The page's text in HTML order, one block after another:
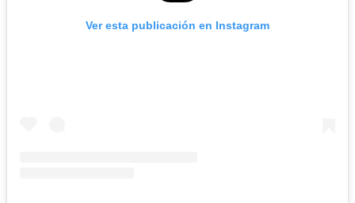
Ver esta publicación en Instagram